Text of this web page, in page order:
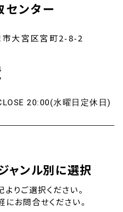
センター
市大宮区宮町2-8-2
20:00(水曜日定休日)
ャンル別に選択
りご選択ください。
にお問合せください。